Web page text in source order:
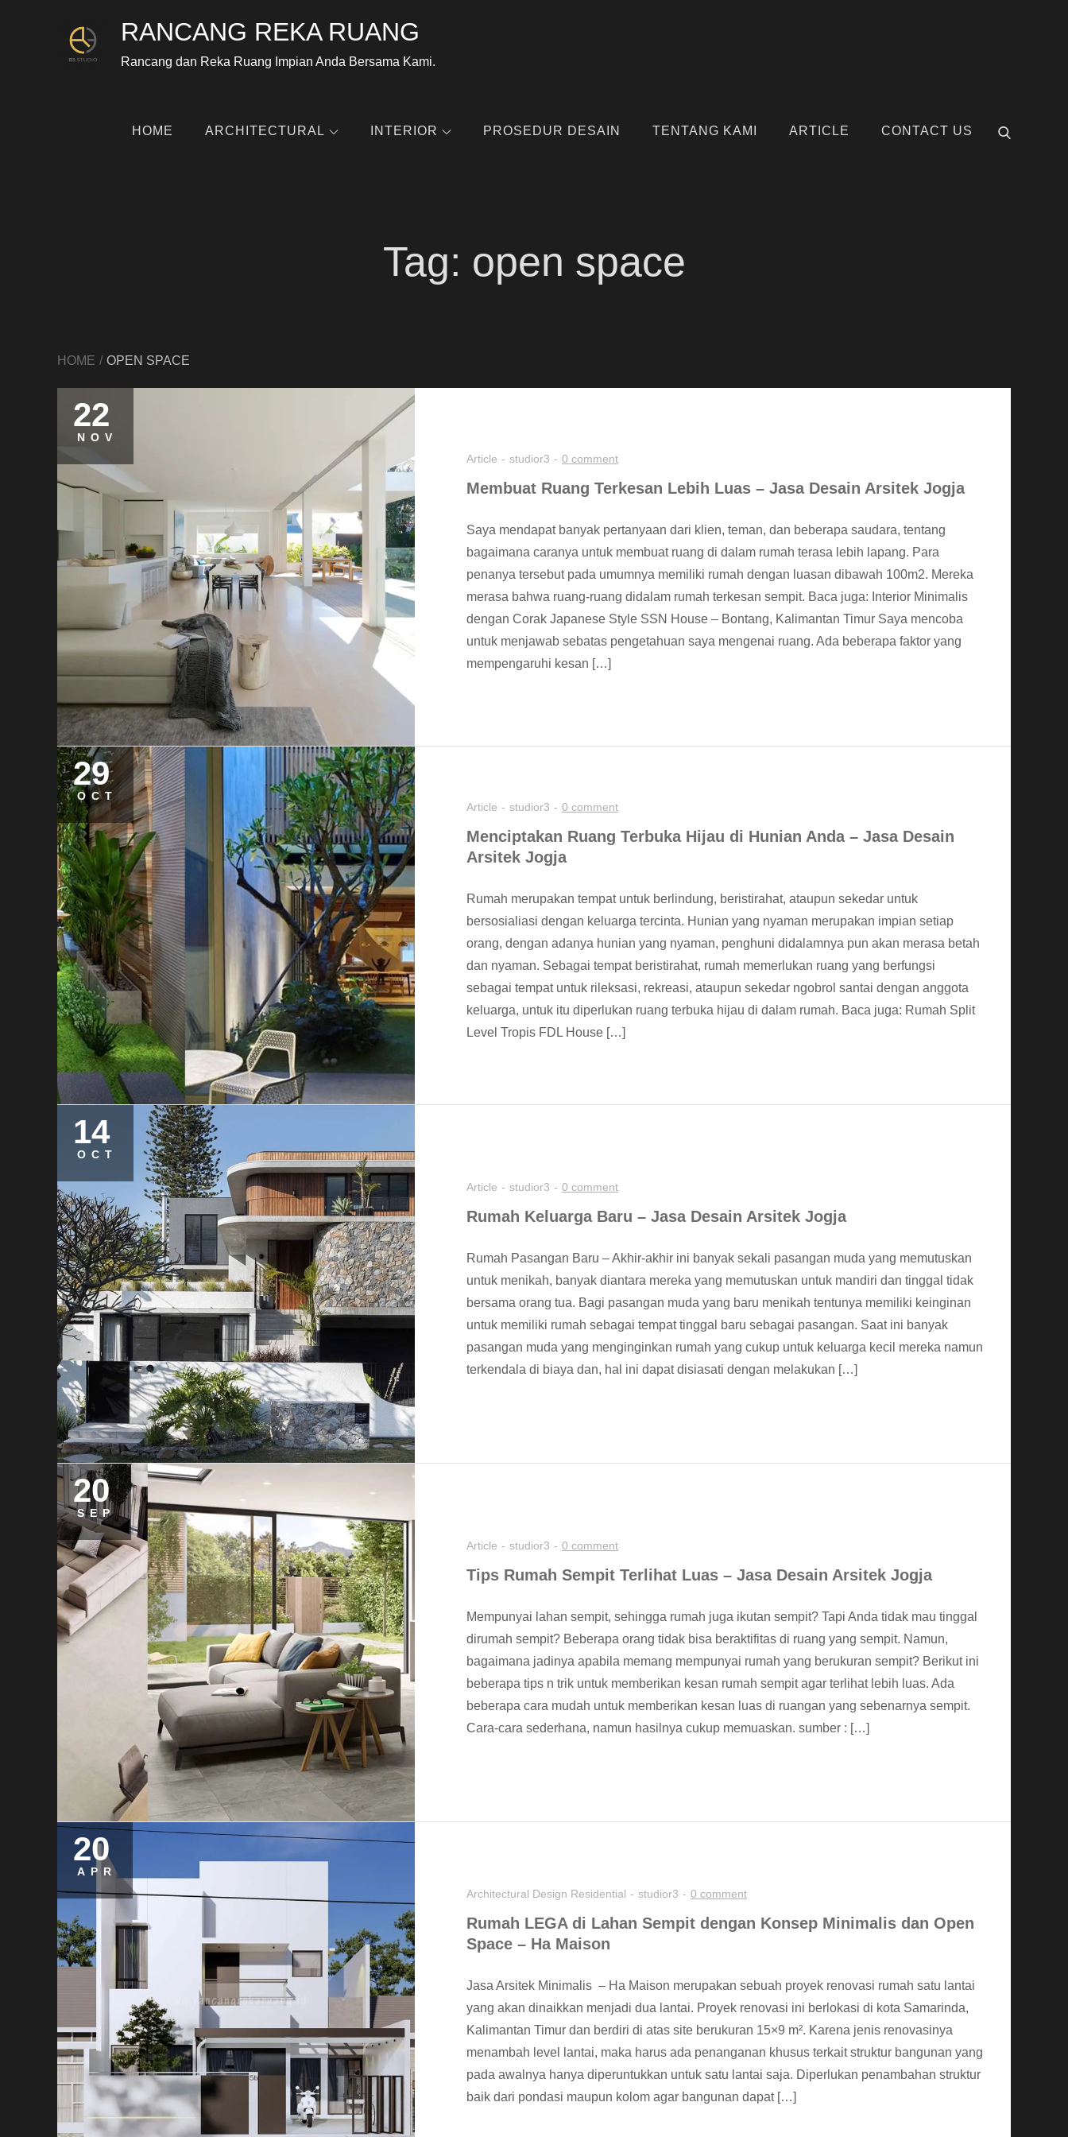
RANCANG REKA RUANG
Rancang dan Reka Ruang Impian Anda Bersama Kami.
HOME ARCHITECTURAL INTERIOR PROSEDUR DESAIN TENTANG KAMI ARTICLE CONTACT US
Tag: open space
HOME OPEN SPACE
22
NOV
Article
studior3 0 comment
Membuat Ruang Terkesan Lebih Luas – Jasa Desain Arsitek Jogja
Saya mendapat banyak pertanyaan dari klien, teman, dan beberapa saudara, tentang
bagaimana caranya untuk membuat ruang di dalam rumah terasa lebih lapang. Para
penanya tersebut pada umumnya memiliki rumah dengan luasan dibawah 100m2. Mereka
merasa bahwa ruang-ruang didalam rumah terkesan sempit. Baca juga: Interior Minimalis
dengan Corak Japanese Style SSN House – Bontang, Kalimantan Timur Saya mencoba
untuk menjawab sebatas pengetahuan saya mengenai ruang. Ada beberapa faktor yang
mempengaruhi kesan […]
29
OCT
Article
studior3 0 comment
Menciptakan Ruang Terbuka Hijau di Hunian Anda – Jasa Desain
Arsitek Jogja
Rumah merupakan tempat untuk berlindung, beristirahat, ataupun sekedar untuk
bersosialiasi dengan keluarga tercinta. Hunian yang nyaman merupakan impian setiap
orang, dengan adanya hunian yang nyaman, penghuni didalamnya pun akan merasa betah
dan nyaman. Sebagai tempat beristirahat, rumah memerlukan ruang yang berfungsi
sebagai tempat untuk rileksasi, rekreasi, ataupun sekedar ngobrol santai dengan anggota
keluarga, untuk itu diperlukan ruang terbuka hijau di dalam rumah. Baca juga: Rumah Split
Level Tropis FDL House […]
14
OCT
Article studior3 0 comment
Rumah Keluarga Baru – Jasa Desain Arsitek Jogja
Rumah Pasangan Baru – Akhir-akhir ini banyak sekali pasangan muda yang memutuskan
untuk menikah, banyak diantara mereka yang memutuskan untuk mandiri dan tinggal tidak
bersama orang tua. Bagi pasangan muda yang baru menikah tentunya memiliki keinginan
untuk memiliki rumah sebagai tempat tinggal baru sebagai pasangan. Saat ini banyak
pasangan muda yang menginginkan rumah yang cukup untuk keluarga kecil mereka namun
terkendala di biaya dan, hal ini dapat disiasati dengan melakukan […]
20
SEP
Article studior3 0 comment
Tips Rumah Sempit Terlihat Luas – Jasa Desain Arsitek Jogja
Mempunyai lahan sempit, sehingga rumah juga ikutan sempit? Tapi Anda tidak mau tinggal
dirumah sempit? Beberapa orang tidak bisa beraktifitas di ruang yang sempit. Namun,
bagaimana jadinya apabila memang mempunyai rumah yang berukuran sempit? Berikut ini
beberapa tips n trik untuk memberikan kesan rumah sempit agar terlihat lebih luas. Ada
beberapa cara mudah untuk memberikan kesan luas di ruangan yang sebenarnya sempit.
Cara-cara sederhana, namun hasilnya cukup memuaskan. sumber : […]
20
APR
Architectural Design Residential studior3 0 comment
Rumah LEGA di Lahan Sempit dengan Konsep Minimalis dan Open
Space – Ha Maison
Jasa Arsitek Minimalis – Ha Maison merupakan sebuah proyek renovasi rumah satu lantai
yang akan dinaikkan menjadi dua lantai. Proyek renovasi ini berlokasi di kota Samarinda,
Kalimantan Timur dan berdiri di atas site berukuran 15×9 m². Karena jenis renovasinya
menambah level lantai, maka harus ada penanganan khusus terkait struktur bangunan yang
pada awalnya hanya diperuntukkan untuk satu lantai saja. Diperlukan penambahan struktur
baik dari pondasi maupun kolom agar bangunan dapat […]